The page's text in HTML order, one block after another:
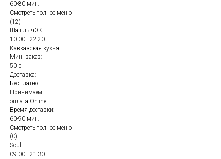
60-80 мин.
Смотреть полное меню
(12)
ШашлычОК
10:00 - 22:20
Кавказская кухня
Мин. заказ:
50 р
Доставка:
Бесплатно
Принимаем:
оплата Online
Время доставки:
60-90 мин.
Смотреть полное меню
(0)
Soul
09:00 - 21:30